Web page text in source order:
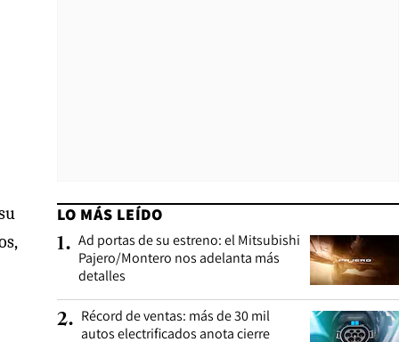
LO MÁS LEÍDO
1. Ad portas de su estreno: el Mitsubishi
Pajero/Montero nos adelanta más
detalles
2. Récord de ventas: más de 30 mil
autos electrificados anota cierre